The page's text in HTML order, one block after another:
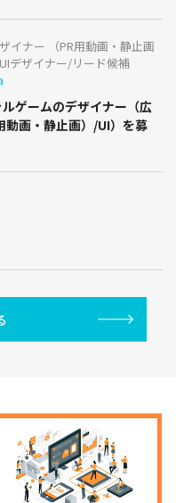
イナー （PR用動画・静止画
デザイナー/リード候補
ゲームのデザイナー（広
動画・静止画）/UI）を募